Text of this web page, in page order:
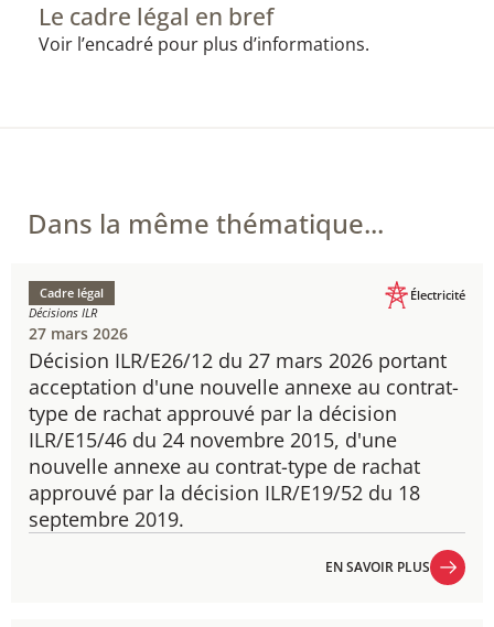
Le cadre légal en bref
Voir l’encadré pour plus d’informations.
Dans la même thématique...
Décision ILR/E26/12 du 27 mars 2026 portant
acceptation d'une nouvelle annexe au contrat-
type de rachat approuvé par la décision
ILR/E15/46 du 24 novembre 2015, d'une
nouvelle annexe au contrat-type de rachat
approuvé par la décision ILR/E19/52 du 18
septembre 2019.
Cadre légal
Décisions ILR
Électricité
27 mars 2026
EN SAVOIR PLUS